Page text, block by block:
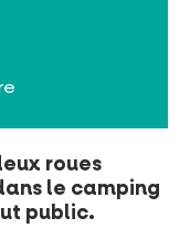
roues
le camping
public.